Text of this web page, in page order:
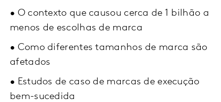
• O contexto que causou cerca de 1 bilhão a
menos de escolhas de marca
• Como diferentes tamanhos de marca são
afetados
• Estudos de caso de marcas de execução
bem-sucedida